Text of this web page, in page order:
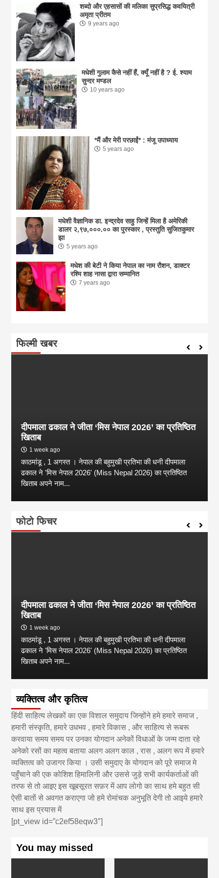
शब्दो और एहसासों की मलिका सुप्रसिद्ध कवयित्री
अमृता प्रीतम
9 years ago
मधेशी गुलाम कैसे नहीं हैं, क्यूँ नहीं है ? ई. श्याम
सुन्दर मण्डल
10 years ago
*मैं और मेरी परछाईं* : मंजू उपाध्याय
5 years ago
मधेशी वैज्ञानिक डा. इन्द्रदेव साहु जिन्हें मिला है अमेरिकी
डालर २,९७,०००.०० का पुरस्कार , प्रस्तुति सुजितकुमार
झा
5 years ago
मधेश की बेटी ने किया नेपाल का नाम राैशन, डाक्टर
रश्मि शाह नासा द्वारा सम्मानित
7 years ago
फिल्मी खबर
दीपमाला ढकाल ने जीता ‘मिस नेपाल 2026’ का प्रतिष्ठित
खिताब
1 week ago
काठमांडू , 1 अगस्त । नेपाल की बहुमुखी प्रतिभा की धनी दीपमाला
ढकाल ने 'मिस नेपाल 2026' (Miss Nepal 2026) का प्रतिष्ठित
खिताब अपने नाम...
फोटो फिचर
दीपमाला ढकाल ने जीता ‘मिस नेपाल 2026’ का प्रतिष्ठित
खिताब
1 week ago
काठमांडू , 1 अगस्त । नेपाल की बहुमुखी प्रतिभा की धनी दीपमाला
ढकाल ने 'मिस नेपाल 2026' (Miss Nepal 2026) का प्रतिष्ठित
खिताब अपने नाम...
व्यक्तित्व और कृतित्व
हिंदी साहित्य लेखकों का एक विशाल समुदाय जिन्होंने हमे हमारे समाज ,
हमारी संस्कृति, हमारे उधभव , हमारे विकास , और साहित्य से रूबरू
करवाया समय समय पर उनका योगदान अनेकों विधाओं के जन्म दाता रहे
अनेको रसों का महत्व बताया अलग अलग काल , रास , अलग रूप में हमारे
व्यक्तित्व को उजागर किया । उसी समुदाए के योगदान को पूरे समाज मे
पहुँचाने की एक कोशिश हिमालिनी और उससे जुड़े सभी कार्यकर्ताओं की
तरफ से तो आइए इस खूबसूरत सफ़र में आप लोगो का साथ हमे बहुत सी
ऐसी बातों से अवगत कराएगा जो हमे रोमांचक अनुभूति देगी तो आइये हमारे
साथ इस प्रयास में
[pt_view id=”c2ef58eqw3″]
You may missed